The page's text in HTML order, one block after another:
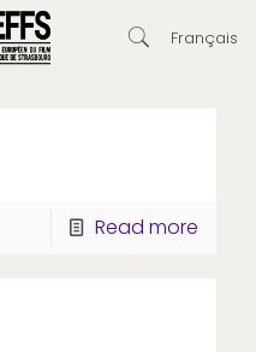
Français
Read more